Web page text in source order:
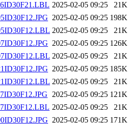
2025-02-05 09:25
21K
2025-02-05 09:25 198K
2025-02-05 09:25
21K
2025-02-05 09:25 126K
2025-02-05 09:25
21K
2025-02-05 09:25 185K
2025-02-05 09:25
21K
2025-02-05 09:25 121K
2025-02-05 09:25
21K
2025-02-05 09:25 171K